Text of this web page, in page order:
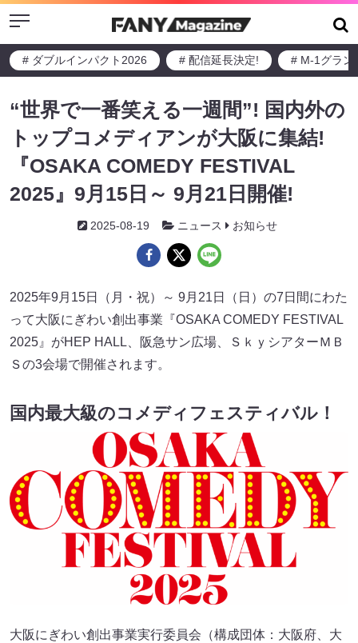
Menu
# ダブルインパクト2026 # 配信延長決定! # M-1グラン
“世界で一番笑える一週間”! 国内外の
トップコメディアンが大阪に集結!
『OSAKA COMEDY FESTIVAL
2025』9月15日～ 9月21日開催!
2025-08-19 ニュース お知らせ
2025年9月15日（月・祝）～ 9月21日（日）の7日間にわた
って大阪にぎわい創出事業『OSAKA COMEDY FESTIVAL
2025』がHEP HALL、阪急サン広場、ＳｋｙシアターＭＢ
Ｓの3会場で開催されます。
国内最大級のコメディフェスティバル！
大阪にぎわい創出事業実行委員会（構成団体：大阪府、大